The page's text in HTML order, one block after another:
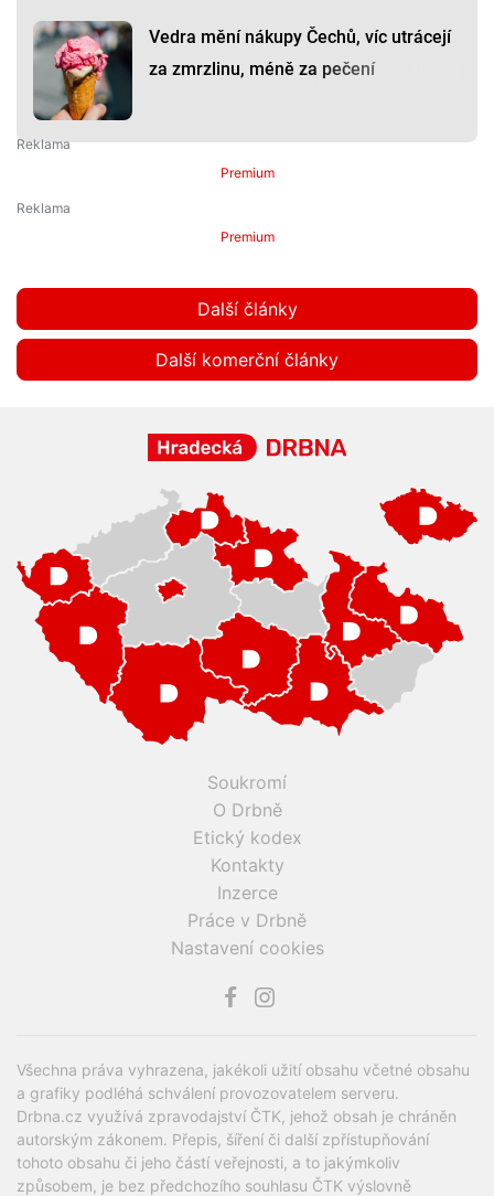
Vedra mění nákupy Čechů, víc utrácejí
za zmrzlinu, méně za pečení
Premium
Premium
Další články
Další komerční články
Soukromí
O Drbně
Etický kodex
Kontakty
Inzerce
Práce v Drbně
Nastavení cookies
Všechna práva vyhrazena, jakékoli užití obsahu včetné obsahu
a grafiky podléhá schválení provozovatelem serveru.
Drbna.cz využívá zpravodajství ČTK, jehož obsah je chráněn
autorským zákonem. Přepis, šíření či další zpřístupňování
tohoto obsahu či jeho částí veřejnosti, a to jakýmkoliv
způsobem, je bez předchozího souhlasu ČTK výslovně